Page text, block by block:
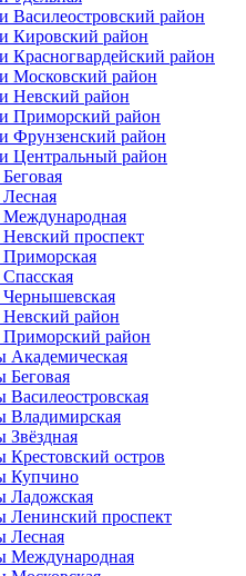
Василеостровский район
Кировский район
Красногвардейский район
Московский район
Невский район
Приморский район
Фрунзенский район
Центральный район
Международная
проспект
район
район
Академическая
Беговая
Василеостровская
Владимирская
Звёздная
Крестовский остров
Купчино
Ладожская
Ленинский проспект
Лесная
Международная